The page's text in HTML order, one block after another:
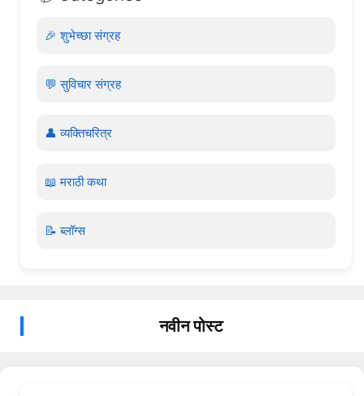
🎉 शुभेच्छा संग्रह
💬 सुविचार संग्रह
👤 व्यक्तिचरित्र
📖 मराठी कथा
📝 ब्लॉग्स
नवीन पोस्ट